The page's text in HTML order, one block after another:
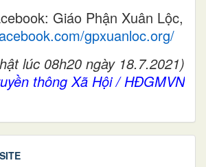
Giáo Phận Xuân Lộc,
gpxuanloc.org/
lúc 08h20 ngày 18.7.2021)
thông Xã Hội / HĐGMVN